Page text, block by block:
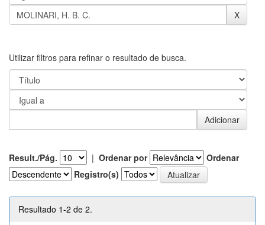
Utilizar filtros para refinar o resultado de busca.
Result./Pág. | Ordenar por
Ordenar
Registro(s)
Resultado 1-2 de 2.